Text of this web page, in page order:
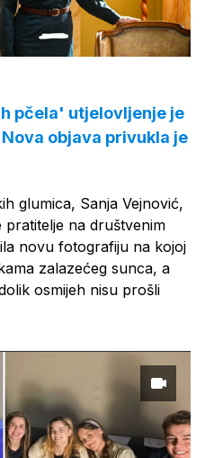
pčela' utjelovljenje je
objava privukla je
glumica, Sanja Vejnović,
na društvenim
novu fotografiju na kojoj
zalazećeg sunca, a
osmijeh nisu prošli